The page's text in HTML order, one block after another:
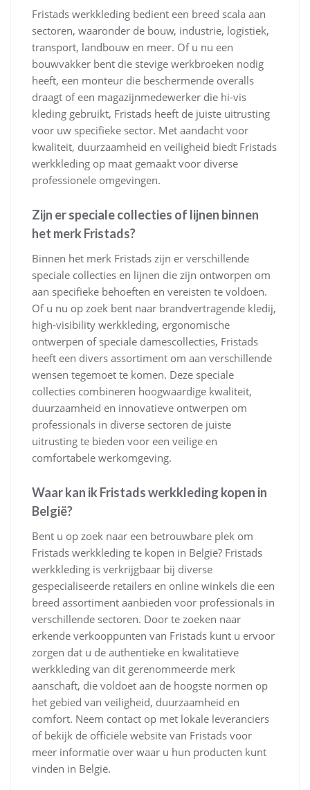
Fristads werkkleding bedient een breed scala aan
sectoren, waaronder de bouw, industrie, logistiek,
transport, landbouw en meer. Of u nu een
bouwvakker bent die stevige werkbroeken nodig
heeft, een monteur die beschermende overalls
draagt of een magazijnmedewerker die hi-vis
kleding gebruikt, Fristads heeft de juiste uitrusting
voor uw specifieke sector. Met aandacht voor
kwaliteit, duurzaamheid en veiligheid biedt Fristads
werkkleding op maat gemaakt voor diverse
professionele omgevingen.
Zijn er speciale collecties of lijnen binnen
het merk Fristads?
Binnen het merk Fristads zijn er verschillende
speciale collecties en lijnen die zijn ontworpen om
aan specifieke behoeften en vereisten te voldoen.
Of u nu op zoek bent naar brandvertragende kledij,
high-visibility werkkleding, ergonomische
ontwerpen of speciale damescollecties, Fristads
heeft een divers assortiment om aan verschillende
wensen tegemoet te komen. Deze speciale
collecties combineren hoogwaardige kwaliteit,
duurzaamheid en innovatieve ontwerpen om
professionals in diverse sectoren de juiste
uitrusting te bieden voor een veilige en
comfortabele werkomgeving.
Waar kan ik Fristads werkkleding kopen in
België?
Bent u op zoek naar een betrouwbare plek om
Fristads werkkleding te kopen in België? Fristads
werkkleding is verkrijgbaar bij diverse
gespecialiseerde retailers en online winkels die een
breed assortiment aanbieden voor professionals in
verschillende sectoren. Door te zoeken naar
erkende verkooppunten van Fristads kunt u ervoor
zorgen dat u de authentieke en kwalitatieve
werkkleding van dit gerenommeerde merk
aanschaft, die voldoet aan de hoogste normen op
het gebied van veiligheid, duurzaamheid en
comfort. Neem contact op met lokale leveranciers
of bekijk de officiële website van Fristads voor
meer informatie over waar u hun producten kunt
vinden in België.